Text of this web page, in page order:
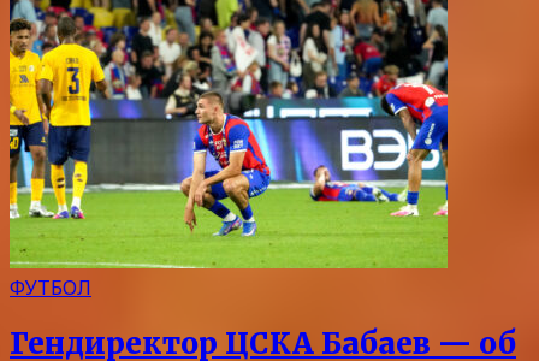
ФУТБОЛ
Гендиректор ЦСКА Бабаев — об